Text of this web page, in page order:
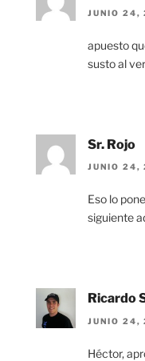
JUNIO 24,
apuesto
susto al
Sr. Rojo
JUNIO 24,
Eso lo
siguiente
Ricardo
JUNIO 24,
Héctor,